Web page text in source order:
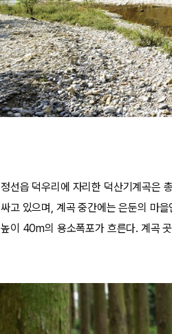
정선읍 덕우리에 자리한 덕산기계곡은
싸고 있으며, 계곡 중간에는 은둔의 마
높이 40m의 용소폭포가 흐른다. 계곡